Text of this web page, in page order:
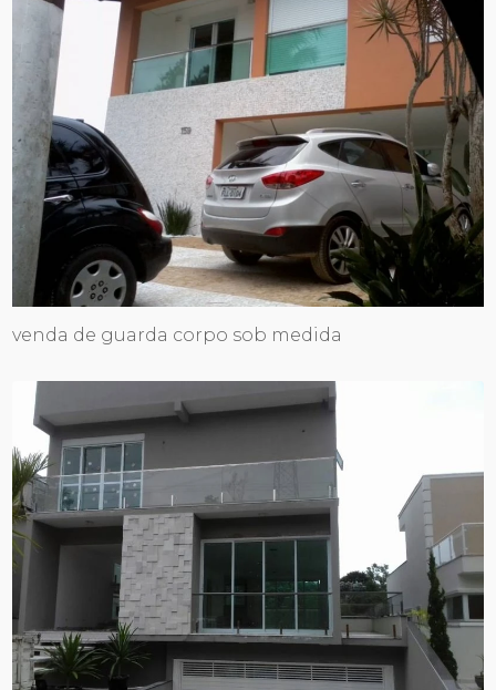
venda de guarda corpo sob medida